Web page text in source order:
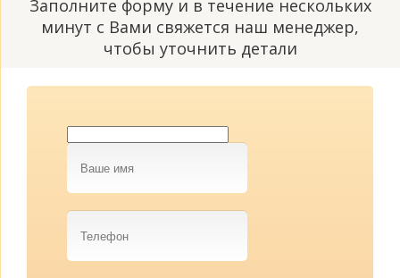
Заполните форму и в течение нескольких
минут с Вами свяжется наш менеджер,
чтобы уточнить детали
Ваше
имя
Телефон